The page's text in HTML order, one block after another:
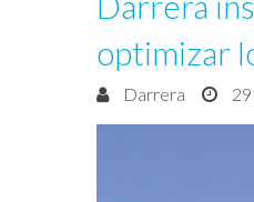
optimizar
Darrera